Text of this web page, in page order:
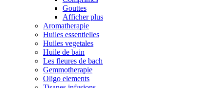
Gouttes
Afficher plus
Aromatherapie
Huiles essentielles
Huiles vegetales
Huile de bain
Les fleures de bach
Gemmotherapie
Oligo elements